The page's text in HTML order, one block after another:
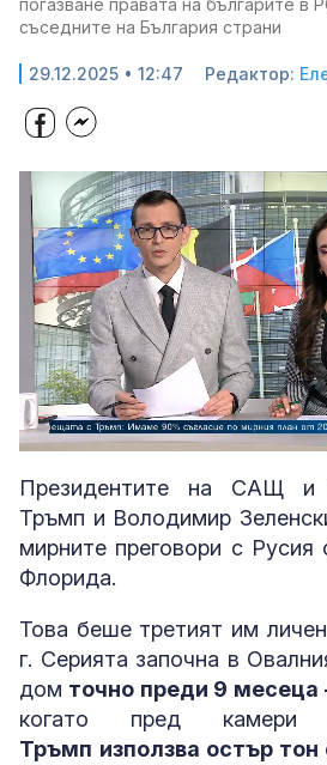
погазване правата на българите в
съседните на България страни
29.12.2025 • 12:47 Редактор:
Unmute Loaded:
Президентите на САЩ и
Тръмп и Володимир
мирните преговори с
Флорида.
Това беше третият им
г. Серията започна в
дом точно преди 9 месеца
когато пред камери
Тръмп използва остър